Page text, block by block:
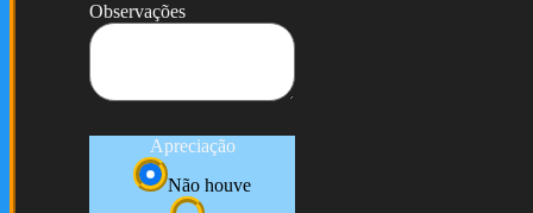
Observações
Apreciação
Não houve